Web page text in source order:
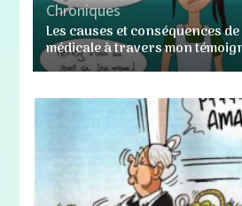
Chroniques
Les causes et conséquences
médicale à travers mon